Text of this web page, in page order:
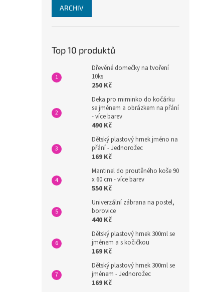
ARCHIV
Top 10 produktů
Dřevěné domečky na tvoření
10ks
250 Kč
Deka pro miminko do kočárku
se jménem a obrázkem na přání
- více barev
490 Kč
Dětský plastový hrnek jméno na
přání - Jednorožec
169 Kč
Mantinel do proutěného koše 90
x 60 cm - více barev
550 Kč
Univerzální zábrana na postel,
borovice
440 Kč
Dětský plastový hrnek 300ml se
jménem a s kočičkou
169 Kč
Dětský plastový hrnek 300ml se
jménem - Jednorožec
169 Kč